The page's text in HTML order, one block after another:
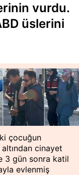
vurdu.
üslerini
çocuğun
cinayet
3 gün sonra katil
evlenmiş